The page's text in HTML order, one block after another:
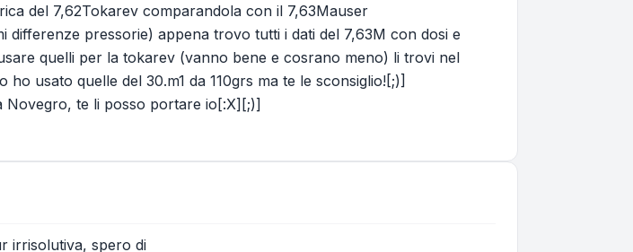
del 7,62Tokarev comparandola con il 7,63Mauser
differenze pressorie) appena trovo tutti i dati del 7,63M con dosi e
quelli per la tokarev (vanno bene e cosrano meno) li trovi nel
usato quelle del 30.m1 da 110grs ma te le sconsiglio![;)]
Novegro, te li posso portare io[:X][;)]
irrisolutiva, spero di